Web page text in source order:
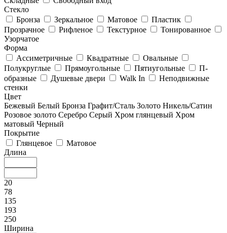
Стекло
Бронза
Зеркальное Матовое
Пластик
Прозрачное
Рифленое Текстурное
Тонированное
Узорчатое
Форма
Ассиметричные
Квадратные
Овальные
Полукруглые
Прямоугольные Пятиугольные
П-
образные
Душевые двери Walk In
Неподвижные
стенки
Цвет
Бежевый Белый Бронза Графит/Сталь Золото Никель/Сатин
Розовое золото Серебро Серый Хром глянцевый Хром
матовый Черный
Покрытие
Глянцевое
Матовое
Длина
20
78
135
193
250
Ширина